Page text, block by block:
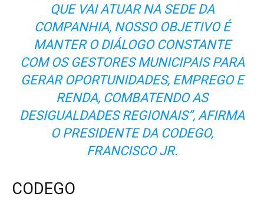
QUE VAI ATUAR NA SEDE DA
COMPANHIA, NOSSO OBJETIVO É
MANTER O DIÁLOGO CONSTANTE
COM OS GESTORES MUNICIPAIS PARA
GERAR OPORTUNIDADES, EMPREGO E
RENDA, COMBATENDO AS
DESIGUALDADES REGIONAIS”, AFIRMA
O PRESIDENTE DA CODEGO,
FRANCISCO JR.
CODEGO